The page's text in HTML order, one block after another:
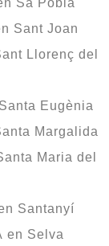
Sa Pobla
Sant Joan
Llorenç del
Eugènia
Margalida
Maria del
Santanyí
en Selva